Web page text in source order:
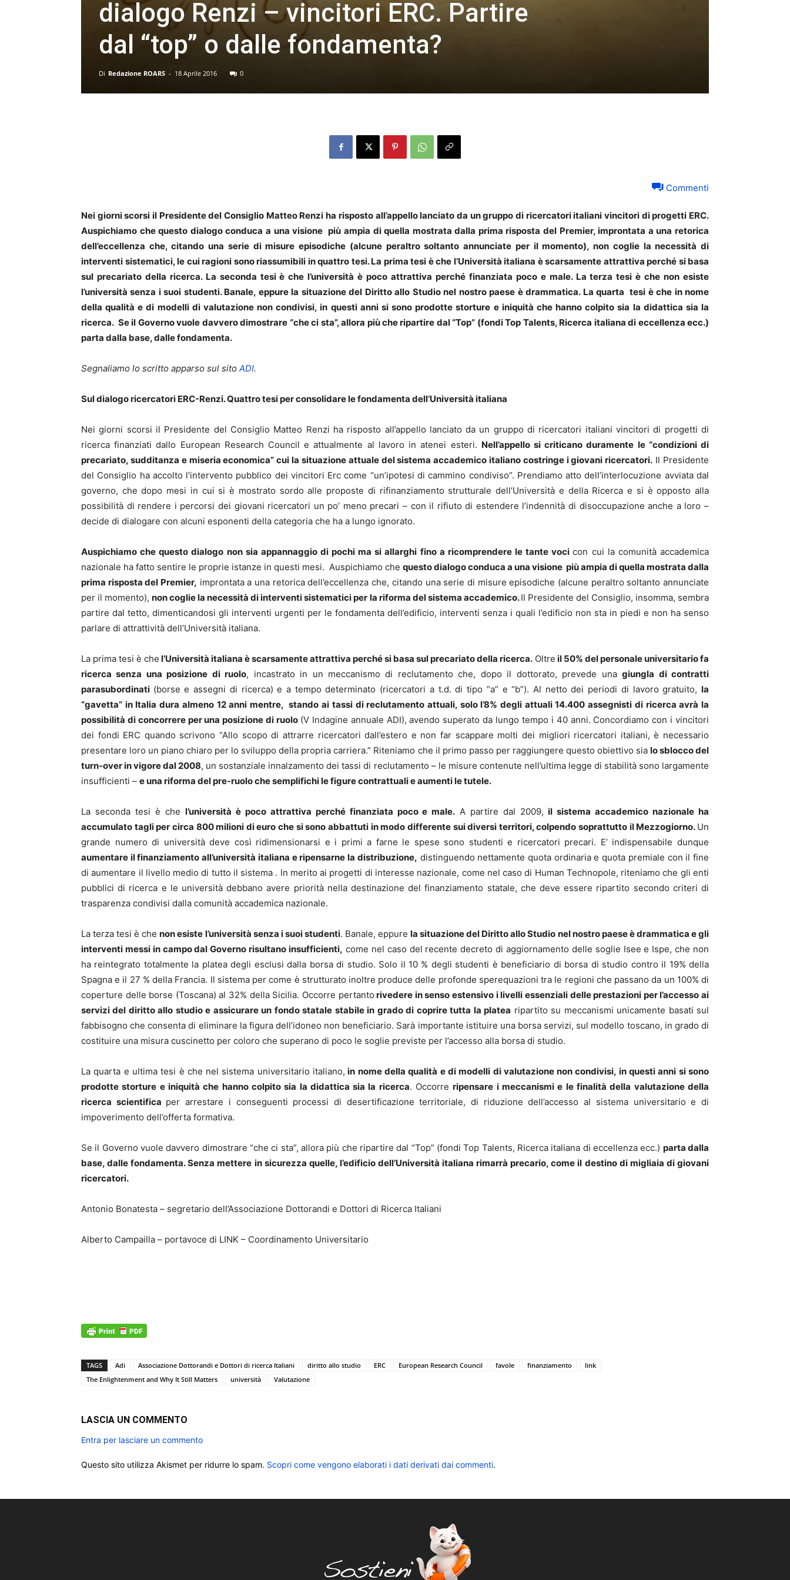
dialogo Renzi – vincitori ERC. Partire
dal “top” o dalle fondamenta?
Di Redazione ROARS - 18 Aprile 2016 0
Commenti
Nei giorni scorsi il Presidente del Consiglio Matteo Renzi ha risposto all’appello lanciato da un gruppo di ricercatori italiani vincitori di progetti ERC.
Auspichiamo che questo dialogo conduca a una visione più ampia di quella mostrata dalla prima risposta del Premier, improntata a una retorica
dell’eccellenza che, citando una serie di misure episodiche (alcune peraltro soltanto annunciate per il momento), non coglie la necessità di
interventi sistematici, le cui ragioni sono riassumibili in quattro tesi. La prima tesi è che l’Università italiana è scarsamente attrattiva perché si basa
sul precariato della ricerca. La seconda tesi è che l’università è poco attrattiva perché finanziata poco e male. La terza tesi è che non esiste
l’università senza i suoi studenti. Banale, eppure la situazione del Diritto allo Studio nel nostro paese è drammatica. La quarta tesi è che in nome
della qualità e di modelli di valutazione non condivisi, in questi anni si sono prodotte storture e iniquità che hanno colpito sia la didattica sia la
ricerca. Se il Governo vuole davvero dimostrare “che ci sta”, allora più che ripartire dal “Top” (fondi Top Talents, Ricerca italiana di eccellenza ecc.)
parta dalla base, dalle fondamenta.
Segnaliamo lo scritto apparso sul sito ADI.
Sul dialogo ricercatori ERC-Renzi. Quattro tesi per consolidare le fondamenta dell’Università italiana
Nei giorni scorsi il Presidente del Consiglio Matteo Renzi ha risposto all’appello lanciato da un gruppo di ricercatori italiani vincitori di progetti di
ricerca finanziati dallo European Research Council e attualmente al lavoro in atenei esteri. Nell’appello si criticano duramente le “condizioni di
precariato, sudditanza e miseria economica” cui la situazione attuale del sistema accademico italiano costringe i giovani ricercatori. Il Presidente
del Consiglio ha accolto l’intervento pubblico dei vincitori Erc come “un’ipotesi di cammino condiviso”. Prendiamo atto dell’interlocuzione avviata dal
governo, che dopo mesi in cui si è mostrato sordo alle proposte di rifinanziamento strutturale dell’Università e della Ricerca e si è opposto alla
possibilità di rendere i percorsi dei giovani ricercatori un po’ meno precari – con il rifiuto di estendere l’indennità di disoccupazione anche a loro –
decide di dialogare con alcuni esponenti della categoria che ha a lungo ignorato.
Auspichiamo che questo dialogo non sia appannaggio di pochi ma si allarghi fino a ricomprendere le tante vocicon cui la comunità accademica
nazionale ha fatto sentire le proprie istanze in questi mesi. Auspichiamo che questo dialogo conduca a una visione più ampia di quella mostrata dalla
prima risposta del Premier, improntata a una retorica dell’eccellenza che, citando una serie di misure episodiche (alcune peraltro soltanto annunciate
per il momento),non coglie la necessità di interventi sistematici per la riforma del sistema accademico.Il Presidente del Consiglio, insomma, sembra
partire dal tetto, dimenticandosi gli interventi urgenti per le fondamenta dell’edificio, interventi senza i quali l’edificio non sta in piedi e non ha senso
parlare di attrattività dell’Università italiana.
La prima tesi è che l’Università italiana è scarsamente attrattiva perché si basa sul precariato della ricerca. Oltre il 50% del personale universitario fa
ricerca senza una posizione di ruolo, incastrato in un meccanismo di reclutamento che, dopo il dottorato, prevede unagiungla di contratti
parasubordinati (borse e assegni di ricerca) e a tempo determinato (ricercatori a t.d. di tipo “a” e “b”). Al netto dei periodi di lavoro gratuito,la
“gavetta” in Italia dura almeno 12 anni mentre, stando ai tassi di reclutamento attuali, solo l’8% degli attuali 14.400 assegnisti di ricerca avrà la
possibilità di concorrere per una posizione di ruolo (V Indagine annuale ADI), avendo superato da lungo tempo i 40 anni. Concordiamo con i vincitori
dei fondi ERC quando scrivono “Allo scopo di attrarre ricercatori dall’estero e non far scappare molti dei migliori ricercatori italiani, è necessario
presentare loro un piano chiaro per lo sviluppo della propria carriera.” Riteniamo che il primo passo per raggiungere questo obiettivo sia lo sblocco del
turn-over in vigore dal 2008, un sostanziale innalzamento dei tassi di reclutamento – le misure contenute nell’ultima legge di stabilità sono largamente
insufficienti – e una riforma del pre-ruolo che semplifichi le figure contrattuali e aumenti le tutele.
La seconda tesi è che l’università è poco attrattiva perché finanziata poco e male. A partire dal 2009, il sistema accademico nazionale ha
accumulato tagli per circa 800 milioni di euro che si sono abbattuti in modo differente sui diversi territori, colpendo soprattutto il Mezzogiorno. Un
grande numero di università deve così ridimensionarsi e i primi a farne le spese sono studenti e ricercatori precari. E’ indispensabile dunque
aumentare il finanziamento all’università italiana e ripensarne la distribuzione, distinguendo nettamente quota ordinaria e quota premiale con il fine
di aumentare il livello medio di tutto il sistema . In merito ai progetti di interesse nazionale, come nel caso di Human Technopole, riteniamo che gli enti
pubblici di ricerca e le università debbano avere priorità nella destinazione del finanziamento statale, che deve essere ripartito secondo criteri di
trasparenza condivisi dalla comunità accademica nazionale.
La terza tesi è chenon esiste l’università senza i suoi studenti. Banale, eppurela situazione del Diritto allo Studio nel nostro paese è drammatica e gli
interventi messi in campo dal Governo risultano insufficienti, come nel caso del recente decreto di aggiornamento delle soglie Isee e Ispe, che non
ha reintegrato totalmente la platea degli esclusi dalla borsa di studio. Solo il 10 % degli studenti è beneficiario di borsa di studio contro il 19% della
Spagna e il 27 % della Francia. Il sistema per come è strutturato inoltre produce delle profonde sperequazioni tra le regioni che passano da un 100% di
coperture delle borse (Toscana) al 32% della Sicilia. Occorre pertanto rivedere in senso estensivo i livelli essenziali delle prestazioni per l’accesso ai
servizi del diritto allo studio e assicurare un fondo statale stabile in grado di coprire tutta la platea ripartito su meccanismi unicamente basati sul
fabbisogno che consenta di eliminare la figura dell’idoneo non beneficiario. Sarà importante istituire una borsa servizi, sul modello toscano, in grado di
costituire una misura cuscinetto per coloro che superano di poco le soglie previste per l’accesso alla borsa di studio.
La quarta e ultima tesi è che nel sistema universitario italiano, in nome della qualità e di modelli di valutazione non condivisi, in questi anni si sono
prodotte storture e iniquità che hanno colpito sia la didattica sia la ricerca. Occorreripensare i meccanismi e le finalità della valutazione della
ricerca scientifica per arrestare i conseguenti processi di desertificazione territoriale, di riduzione dell’accesso al sistema universitario e di
impoverimento dell’offerta formativa.
Se il Governo vuole davvero dimostrare “che ci sta”, allora più che ripartire dal “Top” (fondi Top Talents, Ricerca italiana di eccellenza ecc.) parta dalla
base, dalle fondamenta. Senza mettere in sicurezza quelle, l’edificio dell’Università italiana rimarrà precario, come il destino di migliaia di giovani
ricercatori.
Antonio Bonatesta – segretario dell’Associazione Dottorandi e Dottori di Ricerca Italiani
Alberto Campailla – portavoce di LINK – Coordinamento Universitario
TAGS Adi Associazione Dottorandi e Dottori di ricerca Italiani diritto allo studio ERC European Research Council favole finanziamento
link
The Enlightenment and Why It Still Matters
università Valutazione
LASCIA UN COMMENTO
Entra per lasciare un commento
Questo sito utilizza Akismet per ridurre lo spam. Scopri come vengono elaborati i dati derivati dai commenti.